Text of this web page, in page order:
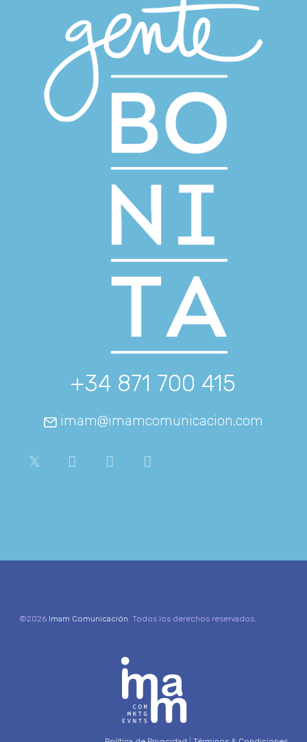
+34 871 700 415
imam@imamcomunicacion.com
©2026 Imam Comunicación. Todos los derechos reservados.